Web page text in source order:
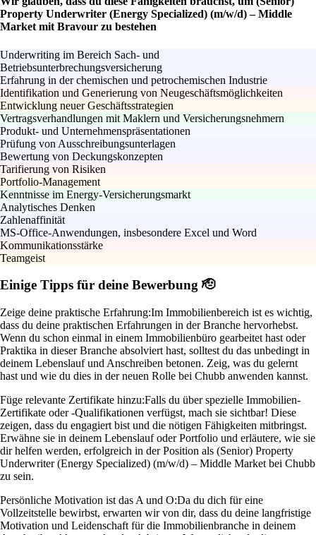
Property Underwriter (Energy Specialized) (m/w/d) – Middle
Market mit Bravour zu bestehen
Underwriting im Bereich Sach- und
Betriebsunterbrechungsversicherung
Erfahrung in der chemischen und petrochemischen Industrie
Identifikation und Generierung von Neugeschäftsmöglichkeiten
Entwicklung neuer Geschäftsstrategien
Vertragsverhandlungen mit Maklern und Versicherungsnehmern
Produkt- und Unternehmenspräsentationen
Prüfung von Ausschreibungsunterlagen
Bewertung von Deckungskonzepten
Tarifierung von Risiken
Portfolio-Management
Kenntnisse im Energy-Versicherungsmarkt
Analytisches Denken
Zahlenaffinität
MS-Office-Anwendungen, insbesondere Excel und Word
Kommunikationsstärke
Teamgeist
Einige Tipps für deine Bewerbung 🫡
Zeige deine praktische Erfahrung:Im Immobilienbereich ist es wichtig,
dass du deine praktischen Erfahrungen in der Branche hervorhebst.
Wenn du schon einmal in einem Immobilienbüro gearbeitet hast oder
Praktika in dieser Branche absolviert hast, solltest du das unbedingt in
deinem Lebenslauf und Anschreiben betonen. Zeig, was du gelernt
hast und wie du dies in der neuen Rolle bei Chubb anwenden kannst.
Füge relevante Zertifikate hinzu:Falls du über spezielle Immobilien-
Zertifikate oder -Qualifikationen verfügst, mach sie sichtbar! Diese
zeigen, dass du engagiert bist und die nötigen Fähigkeiten mitbringst.
Erwähne sie in deinem Lebenslauf oder Portfolio und erläutere, wie sie
dir helfen werden, erfolgreich in der Position als (Senior) Property
Underwriter (Energy Specialized) (m/w/d) – Middle Market bei Chubb
zu sein.
Persönliche Motivation ist das A und O:Da du dich für eine
Vollzeitstelle bewirbst, erwarten wir von dir, dass du deine langfristige
Motivation und Leidenschaft für die Immobilienbranche in deinem